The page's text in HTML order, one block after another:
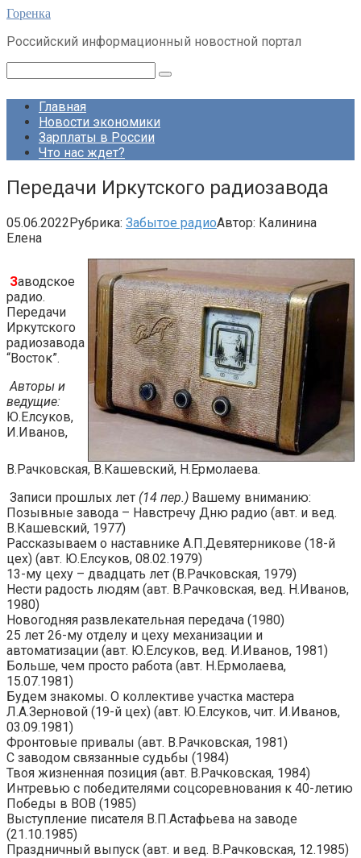
Перейти
контенту
Горенка
Российский информационный новостной портал
Главная
Новости экономики
Зарплаты в России
Что нас ждет?
Передачи Иркутского радиозавода
05.06.2022Рубрика: Забытое радиоАвтор: Калинина
Елена
Заводское
радио.
Передачи
Иркутского
радиозавода
“Восток”.
Авторы и
ведущие:
Ю.Елсуков,
И.Иванов,
В.Рачковская, В.Кашевский, Н.Ермолаева.
Записи прошлых лет (14 пер.) Вашему вниманию:
Позывные завода – Навстречу Дню радио (авт. и вед.
В.Кашевский, 1977)
Рассказываем о наставнике А.П.Девятерникове (18-й
цех) (авт. Ю.Елсуков, 08.02.1979)
13-му цеху – двадцать лет (В.Рачковская, 1979)
Нести радость людям (авт. В.Рачковская, вед. Н.Иванов,
1980)
Новогодняя развлекательная передача (1980)
25 лет 26-му отделу и цеху механизации и
автоматизации (авт. Ю.Елсуков, вед. И.Иванов, 1981)
Больше, чем просто работа (авт. Н.Ермолаева,
15.07.1981)
Будем знакомы. О коллективе участка мастера
Л.А.Зерновой (19-й цех) (авт. Ю.Елсуков, чит. И.Иванов,
03.09.1981)
Фронтовые привалы (авт. В.Рачковская, 1981)
С заводом связанные судьбы (1984)
Твоя жизненная позиция (авт. В.Рачковская, 1984)
Интревью с победителями соцсоревнования к 40-летию
Победы в ВОВ (1985)
Выступление писателя В.П.Астафьева на заводе
(21.10.1985)
Праздничный выпуск (авт. и вед. В.Рачковская, 12.1985)